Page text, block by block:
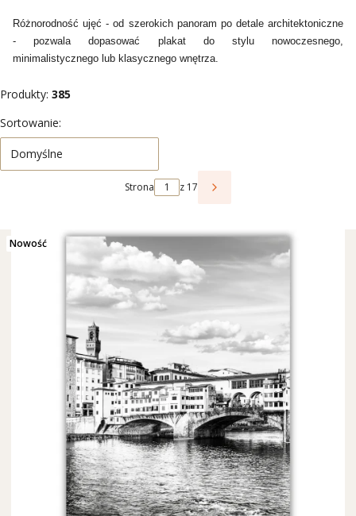
Różnorodność ujęć - od szerokich panoram po detale architektoniczne
- pozwala dopasować plakat do stylu nowoczesnego,
minimalistycznego lub klasycznego wnętrza.
Produkty: 385
Lista produktów
Sortowanie:
Domyślne
Strona z 17 Następne produkty
Nowość